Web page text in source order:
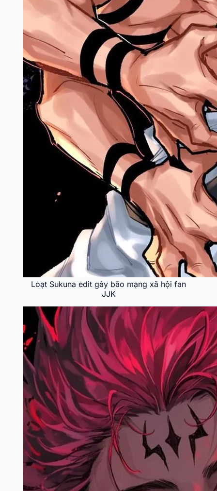
Loạt Sukuna edit gây bão mạng xã hội fan
JJK